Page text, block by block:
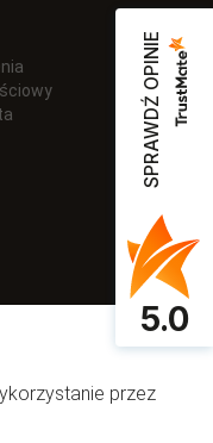
SPRAWDŹ OPINIE
5.0
przez